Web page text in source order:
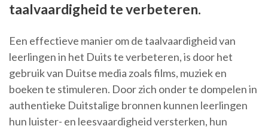
taalvaardigheid te verbeteren.
Een effectieve manier om de taalvaardigheid van
leerlingen in het Duits te verbeteren, is door het
gebruik van Duitse media zoals films, muziek en
boeken te stimuleren. Door zich onder te dompelen in
authentieke Duitstalige bronnen kunnen leerlingen
hun luister- en leesvaardigheid versterken, hun